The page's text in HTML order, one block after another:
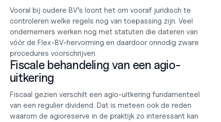
Vooral bij oudere BV’s loont het om vooraf juridisch te
controleren welke regels nog van toepassing zijn. Veel
ondernemers werken nog met statuten die dateren van
vóór de Flex-BV-hervorming en daardoor onnodig zware
procedures voorschrijven.
Fiscale behandeling van een agio-
uitkering
Fiscaal gezien verschilt een agio-uitkering fundamenteel
van een regulier dividend. Dat is meteen ook de reden
waarom de agioreserve in de praktijk zo interessant kan